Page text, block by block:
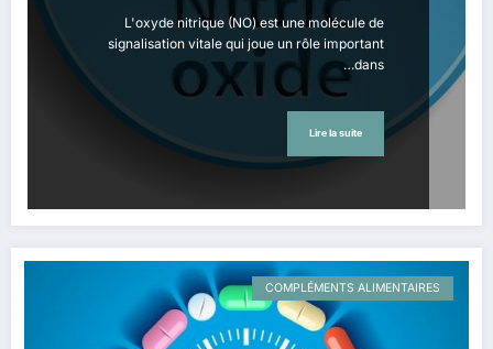
L'oxyde nitrique (NO) est une molécule de
signalisation vitale qui joue un rôle important
dans…
Lire la suite
COMPLÉMENTS ALIMENTAIRES